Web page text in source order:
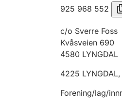
925 968 552
c/o Sverre Foss
Kvåsveien 690
4580 LYNGDAL
4225 LYNGDAL,
Forening/lag/